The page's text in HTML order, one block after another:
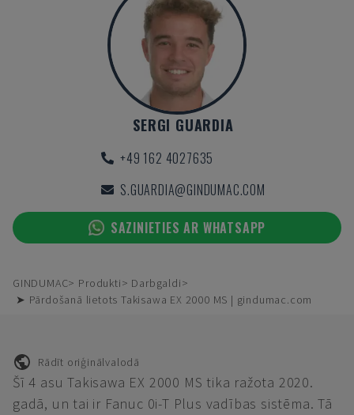
SERGI GUARDIA
+49 162 4027635
S.GUARDIA@GINDUMAC.COM
SAZINIETIES AR WHATSAPP
GINDUMAC Produkti
Darbgaldi
➤ Pārdošanā lietots Takisawa EX 2000 MS | gindumac.com
Rādīt oriģinālvalodā
Šī 4 asu Takisawa EX 2000 MS tika ražota 2020.
gadā, un tai ir Fanuc 0i-T Plus vadības sistēma. Tā